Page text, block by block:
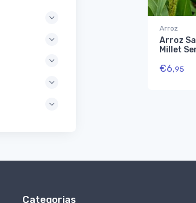
Arroz
Arroz
Millet
€6,95
Categorias